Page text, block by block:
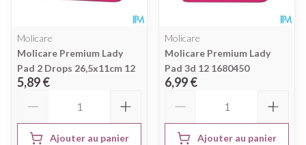
Molicare
Molicare Premium Lady
Pad 2 Drops 26,5x11cm 12
5,89 €
Ajouter au panier
Molicare
Molicare Premium Lady
Pad 3d 12 1680450
6,99 €
Ajouter au panier